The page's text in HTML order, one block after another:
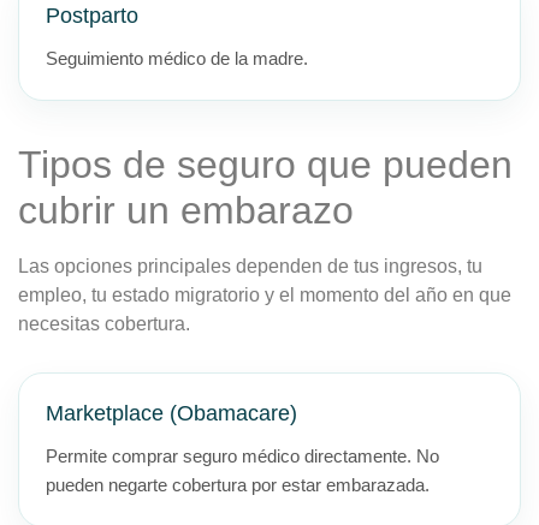
Postparto
Seguimiento médico de la madre.
Tipos de seguro que pueden
cubrir un embarazo
Las opciones principales dependen de tus ingresos, tu
empleo, tu estado migratorio y el momento del año en que
necesitas cobertura.
Marketplace (Obamacare)
Permite comprar seguro médico directamente. No
pueden negarte cobertura por estar embarazada.